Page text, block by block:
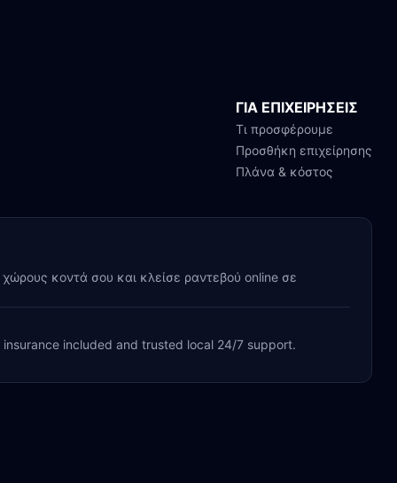
ΓΙΑ ΕΠΙΧΕΙΡΗΣΕΙΣ
Τι προσφέρουμε
Προσθήκη επιχείρησης
Πλάνα & κόστος
κοντά σου και κλείσε ραντεβού online σε
included and trusted local 24/7 support.